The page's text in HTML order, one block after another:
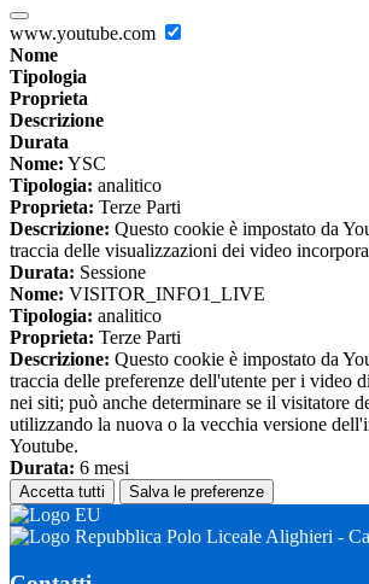
www.youtube.com
Nome
Tipologia
Proprieta
Descrizione
Durata
Nome: YSC
Tipologia: analitico
Proprieta: Terze Parti
Descrizione: Questo cookie è impostato da
traccia delle visualizzazioni dei video
Durata: Sessione
Nome: VISITOR_INFO1_LIVE
Tipologia: analitico
Proprieta: Terze Parti
Descrizione: Questo cookie è impostato da
traccia delle preferenze dell'utente per i video
nei siti; può anche determinare se il visitatore
utilizzando la nuova o la vecchia versione
Youtube.
Durata: 6 mesi
Accetta tutti Salva le preferenze
Polo Liceale Alighieri -